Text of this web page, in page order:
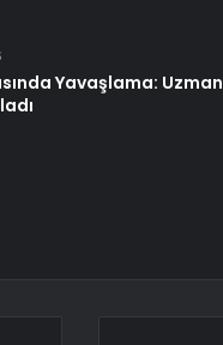
Yavaşlama: Uzman